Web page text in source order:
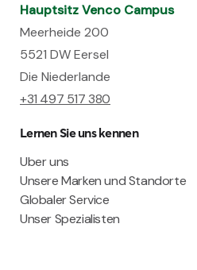
Hauptsitz Venco Campus
Meerheide 200
5521 DW Eersel
Die Niederlande
+31 497 517 380
Lernen Sie uns kennen
Uber uns
Unsere Marken und Standorte
Globaler Service
Unser Spezialisten